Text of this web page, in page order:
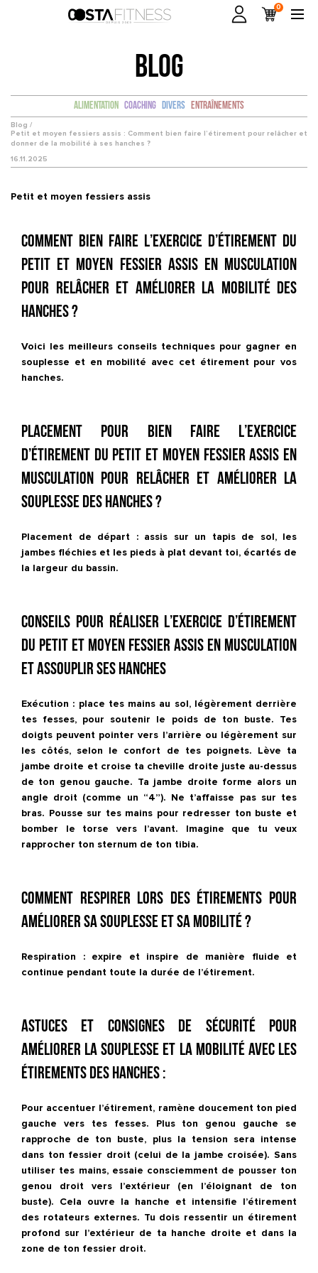
0
BLOG
Alimentation Coaching Divers Entraînements
Blog /
Petit et moyen fessiers assis : Comment bien faire l’étirement pour relâcher et
donner de la mobilité à ses hanches ?
16.11.2025
Petit et moyen fessiers assis
Comment bien faire l’exercice d’étirement du
petit et moyen fessier assis en musculation
pour relâcher et améliorer la mobilité des
hanches ?
Voici les meilleurs conseils techniques pour gagner en
souplesse et en mobilité avec cet étirement pour vos
hanches.
Placement pour bien faire l’exercice
d’étirement du petit et moyen fessier assis en
musculation pour relâcher et améliorer la
souplesse des hanches ?
Placement de départ : assis sur un tapis de sol, les
jambes fléchies et les pieds à plat devant toi, écartés de
la largeur du bassin.
Conseils pour réaliser l’exercice d’étirement
du petit et moyen fessier assis en musculation
et assouplir ses hanches
Exécution : place tes mains au sol, légèrement derrière
tes fesses, pour soutenir le poids de ton buste. Tes
doigts peuvent pointer vers l’arrière ou légèrement sur
les côtés, selon le confort de tes poignets. Lève ta
jambe droite et croise ta cheville droite juste au-dessus
de ton genou gauche. Ta jambe droite forme alors un
angle droit (comme un “4”). Ne t’affaisse pas sur tes
bras. Pousse sur tes mains pour redresser ton buste et
bomber le torse vers l’avant. Imagine que tu veux
rapprocher ton sternum de ton tibia.
Comment respirer lors des étirements pour
améliorer sa souplesse et sa mobilité ?
Respiration : expire et inspire de manière fluide et
continue pendant toute la durée de l’étirement.
Astuces et consignes de sécurité pour
améliorer la souplesse et la mobilité avec les
étirements des hanches :
Pour accentuer l’étirement, ramène doucement ton pied
gauche vers tes fesses. Plus ton genou gauche se
rapproche de ton buste, plus la tension sera intense
dans ton fessier droit (celui de la jambe croisée). Sans
utiliser tes mains, essaie consciemment de pousser ton
genou droit vers l’extérieur (en l’éloignant de ton
buste). Cela ouvre la hanche et intensifie l’étirement
des rotateurs externes. Tu dois ressentir un étirement
profond sur l’extérieur de ta hanche droite et dans la
zone de ton fessier droit.